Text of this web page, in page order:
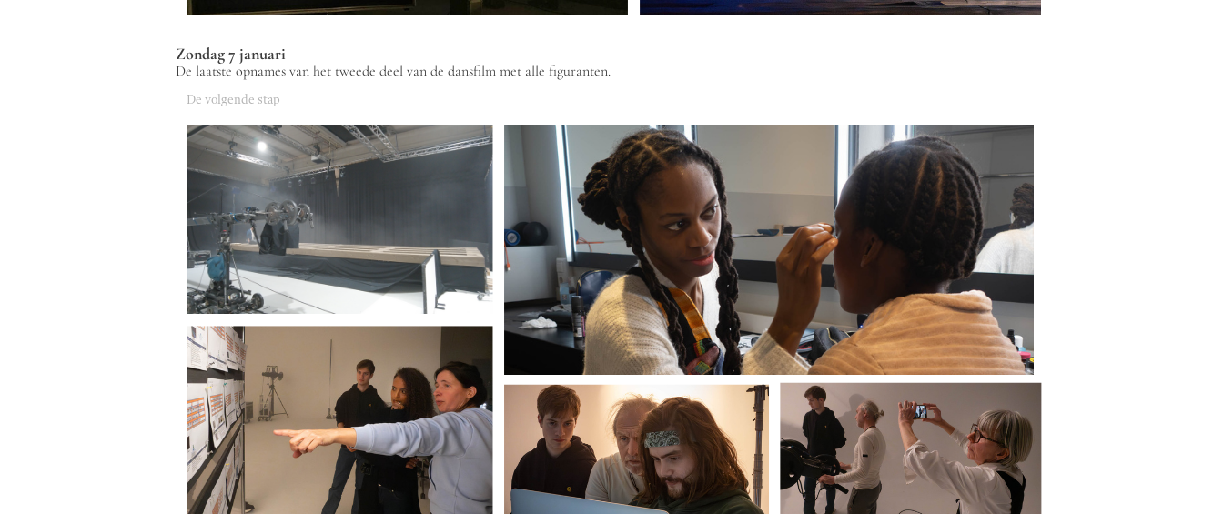
Zondag 7 januari
De laatste opnames van het tweede deel van de dansfilm met alle figuranten.
De volgende stap